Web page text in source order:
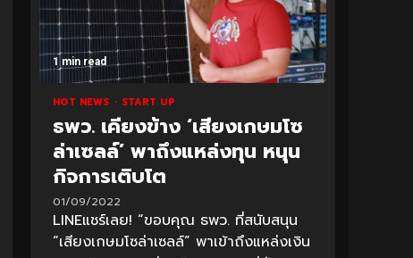
1 min read
HOT NEWS START UP
ธพว. เคียงข้าง ‘เสียงเกษมโซ
ล่าเซลล์’ พาถึงแหล่งทุน หนุน
กิจการเติบโต
01/09/2022
LINEแชร์เลย! “ขอบคุณ ธพว. ที่สนับสนุน
“เสียงเกษมโซล่าเซลล์” พาเข้าถึงแหล่งเงิน